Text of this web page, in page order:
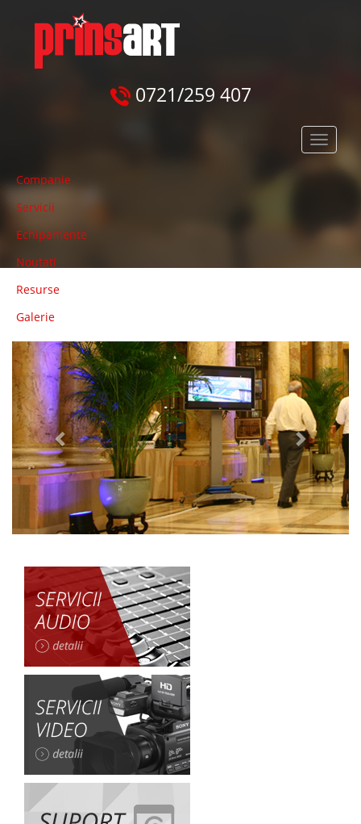
0721/259 407
Meniu
principal
Companie
Servicii
Echipamente
Noutati
Resurse
Galerie
Previous Next